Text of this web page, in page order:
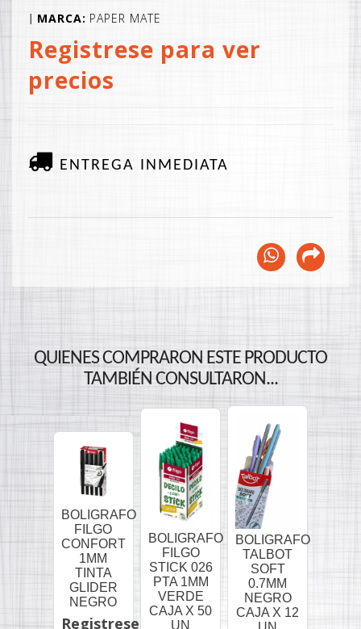
MARCA: PAPER MATE
Registrese para ver
precios
ENTREGA INMEDIATA
QUIENES COMPRARON ESTE PRODUCTO
TAMBIÉN CONSULTARON...
BOLIGRAFO
FILGO
CONFORT
1MM
TINTA
GLIDER
NEGRO
Registrese
BOLIGRAFO
FILGO
STICK 026
PTA 1MM
VERDE
CAJA X 50
UN
BOLIGRAFO
TALBOT
SOFT
0.7MM
NEGRO
CAJA X 12